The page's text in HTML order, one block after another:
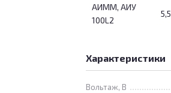
АИММ, АИУ
100L2
5,5
Характеристики
Вольтаж, В